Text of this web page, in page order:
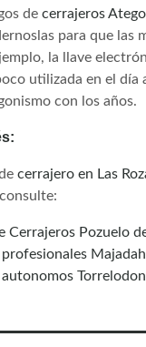
de cerrajeros
para que las
la llave
utilizada en el día
con los años.
cerrajero en Las
Cerrajeros Pozuelo